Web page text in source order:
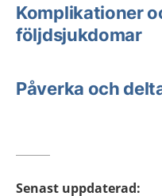
Komplikationer
följdsjukdomar
Påverka och
Senast uppdaterad: